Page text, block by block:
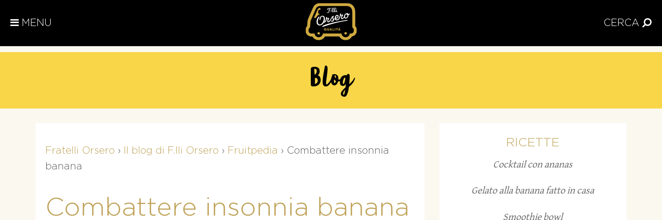
MENU CERCA
Blog
Fratelli Orsero › Il blog di F.lli Orsero › Fruitpedia › Combattere insonnia
banana
Combattere insonnia banana
RICETTE
Cocktail con ananas
Gelato alla banana fatto in casa
Smoothie bowl